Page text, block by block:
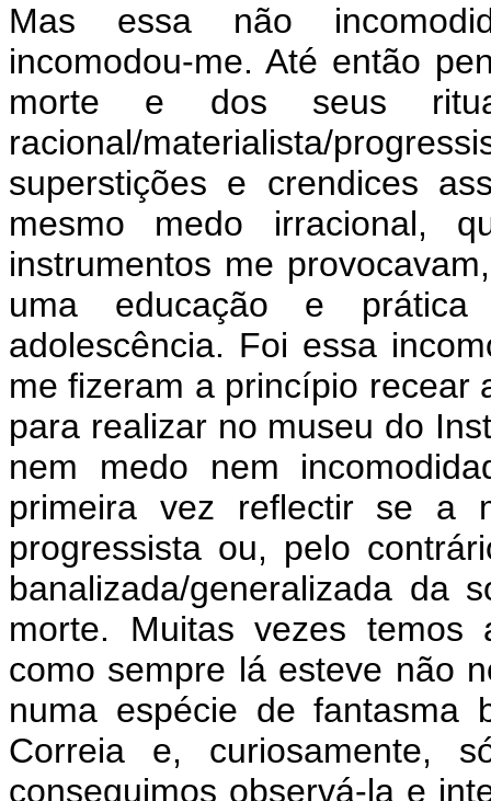
Mas essa não
incomodou-me. Até então
morte e dos seus
racional/materialista/
superstições e crendices
mesmo medo irracional,
instrumentos me
uma educação e
adolescência. Foi essa
me fizeram a princípio recear
para realizar no museu do
nem medo nem
primeira vez reflectir se a
progressista ou, pelo
banalizada/generalizada da
morte. Muitas vezes
como sempre lá esteve não
numa espécie de fantasma
Correia e, curiosamente,
conseguimos observá-la e